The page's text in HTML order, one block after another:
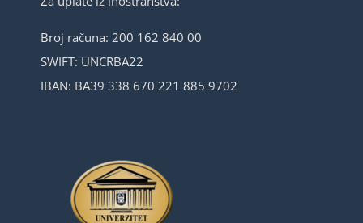
Broj računa: 200 162 840 00
SWIFT: UNCRBA22
IBAN: BA39 338 670 221 885 9702